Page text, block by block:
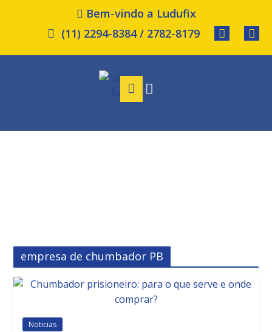
Bem-vindo a Ludufix
(11) 2294-8384 / 2782-8179
empresa de chumbador PB
Noticias